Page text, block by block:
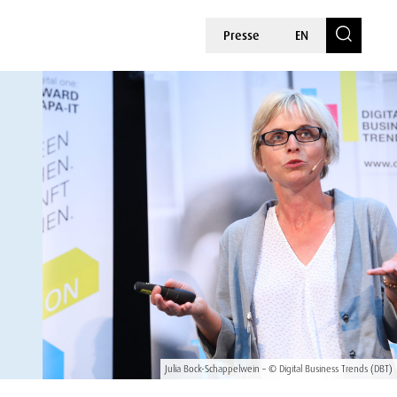
Presse EN
Julia Bock-Schappelwein – © Digital Business Trends (DBT)